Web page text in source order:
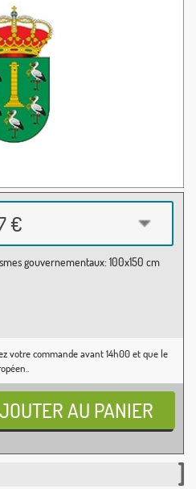
€
gouvernementaux: 100x150 cm
votre commande avant 14h00 et que le